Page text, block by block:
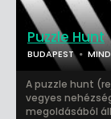
Puzzle Hunt
BUDAPEST
A puzzle hunt
vegyes
megoldásából